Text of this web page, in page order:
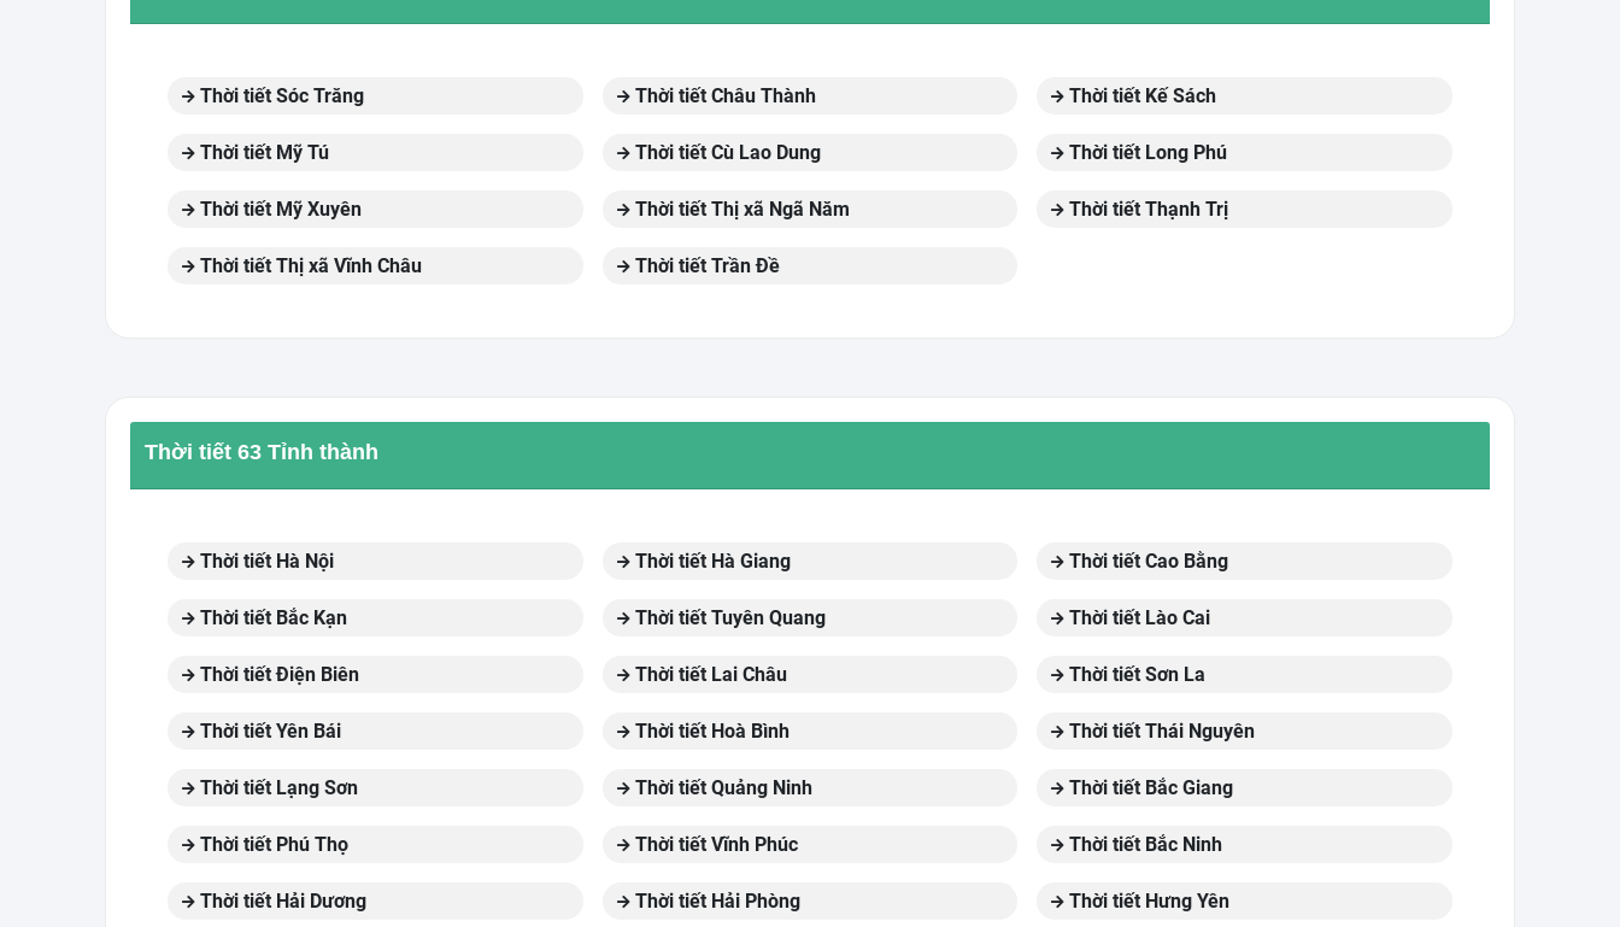
Thời tiết Sóc Trăng Thời tiết Châu Thành Thời tiết Kế Sách
Thời tiết Mỹ Tú Thời tiết Cù Lao Dung Thời tiết Long Phú
Thời tiết Mỹ Xuyên Thời tiết Thị xã Ngã Năm Thời tiết Thạnh Trị
Thời tiết Thị xã Vĩnh Châu Thời tiết Trần Đề
Thời tiết 63 Tỉnh thành
Thời tiết Hà Nội Thời tiết Hà Giang Thời tiết Cao Bằng
Thời tiết Bắc Kạn Thời tiết Tuyên Quang Thời tiết Lào Cai
Thời tiết Điện Biên Thời tiết Lai Châu Thời tiết Sơn La
Thời tiết Yên Bái Thời tiết Hoà Bình Thời tiết Thái Nguyên
Thời tiết Lạng Sơn Thời tiết Quảng Ninh Thời tiết Bắc Giang
Thời tiết Phú Thọ Thời tiết Vĩnh Phúc Thời tiết Bắc Ninh
Thời tiết Hải Dương Thời tiết Hải Phòng Thời tiết Hưng Yên